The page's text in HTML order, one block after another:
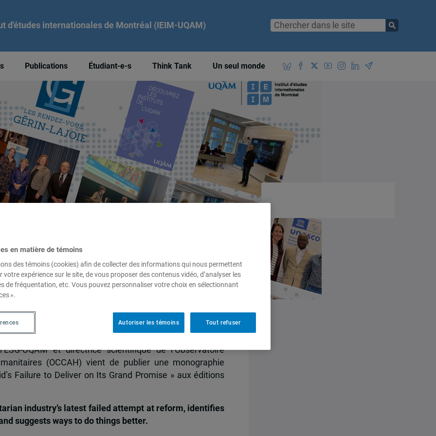
d'études internationales de Montréal (IEIM-UQAM)
Publications Étudiant-e-s Think Tank Un seul monde
: Aid’s Failure to Deliver
Savard
UQAM et directrice scientifique de l’Observatoire
(OCCAH) vient de publier une monographie
Failure to Deliver on Its Grand Promise » aux éditions
industry’s latest failed attempt at reform, identifies
suggests ways to do things better.
en matière de témoins
des témoins (cookies) afin de collecter des informations qui nous permettent
votre expérience sur le site, de vous proposer des contenus vidéo, d’analyser les
de fréquentation, etc. Vous pouvez personnaliser votre choix en sélectionnant
».
Tout refuser
Autoriser les témoins